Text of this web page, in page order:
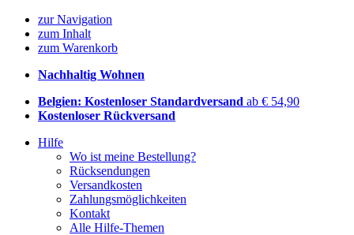
zur Navigation
zum Inhalt
zum Warenkorb
Nachhaltig Wohnen
Belgien: Kostenloser Standardversand ab € 54,90
Kostenloser Rückversand
Hilfe
Wo ist meine Bestellung?
Rücksendungen
Versandkosten
Zahlungsmöglichkeiten
Kontakt
Alle Hilfe-Themen